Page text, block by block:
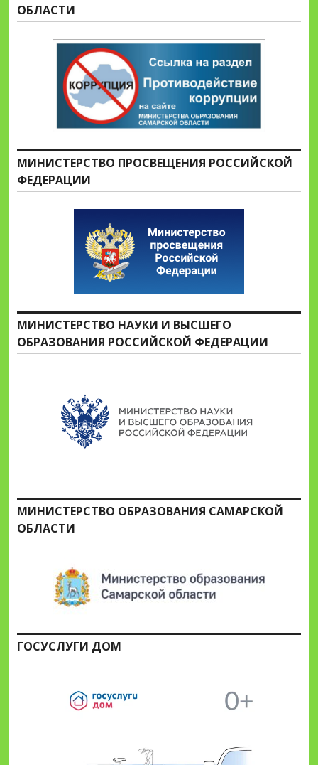
ОБЛАСТИ
МИНИСТЕРСТВО ПРОСВЕЩЕНИЯ РОССИЙСКОЙ
ФЕДЕРАЦИИ
МИНИСТЕРСТВО НАУКИ И ВЫСШЕГО
ОБРАЗОВАНИЯ РОССИЙСКОЙ ФЕДЕРАЦИИ
МИНИСТЕРСТВО ОБРАЗОВАНИЯ САМАРСКОЙ
ОБЛАСТИ
ГОСУСЛУГИ ДОМ